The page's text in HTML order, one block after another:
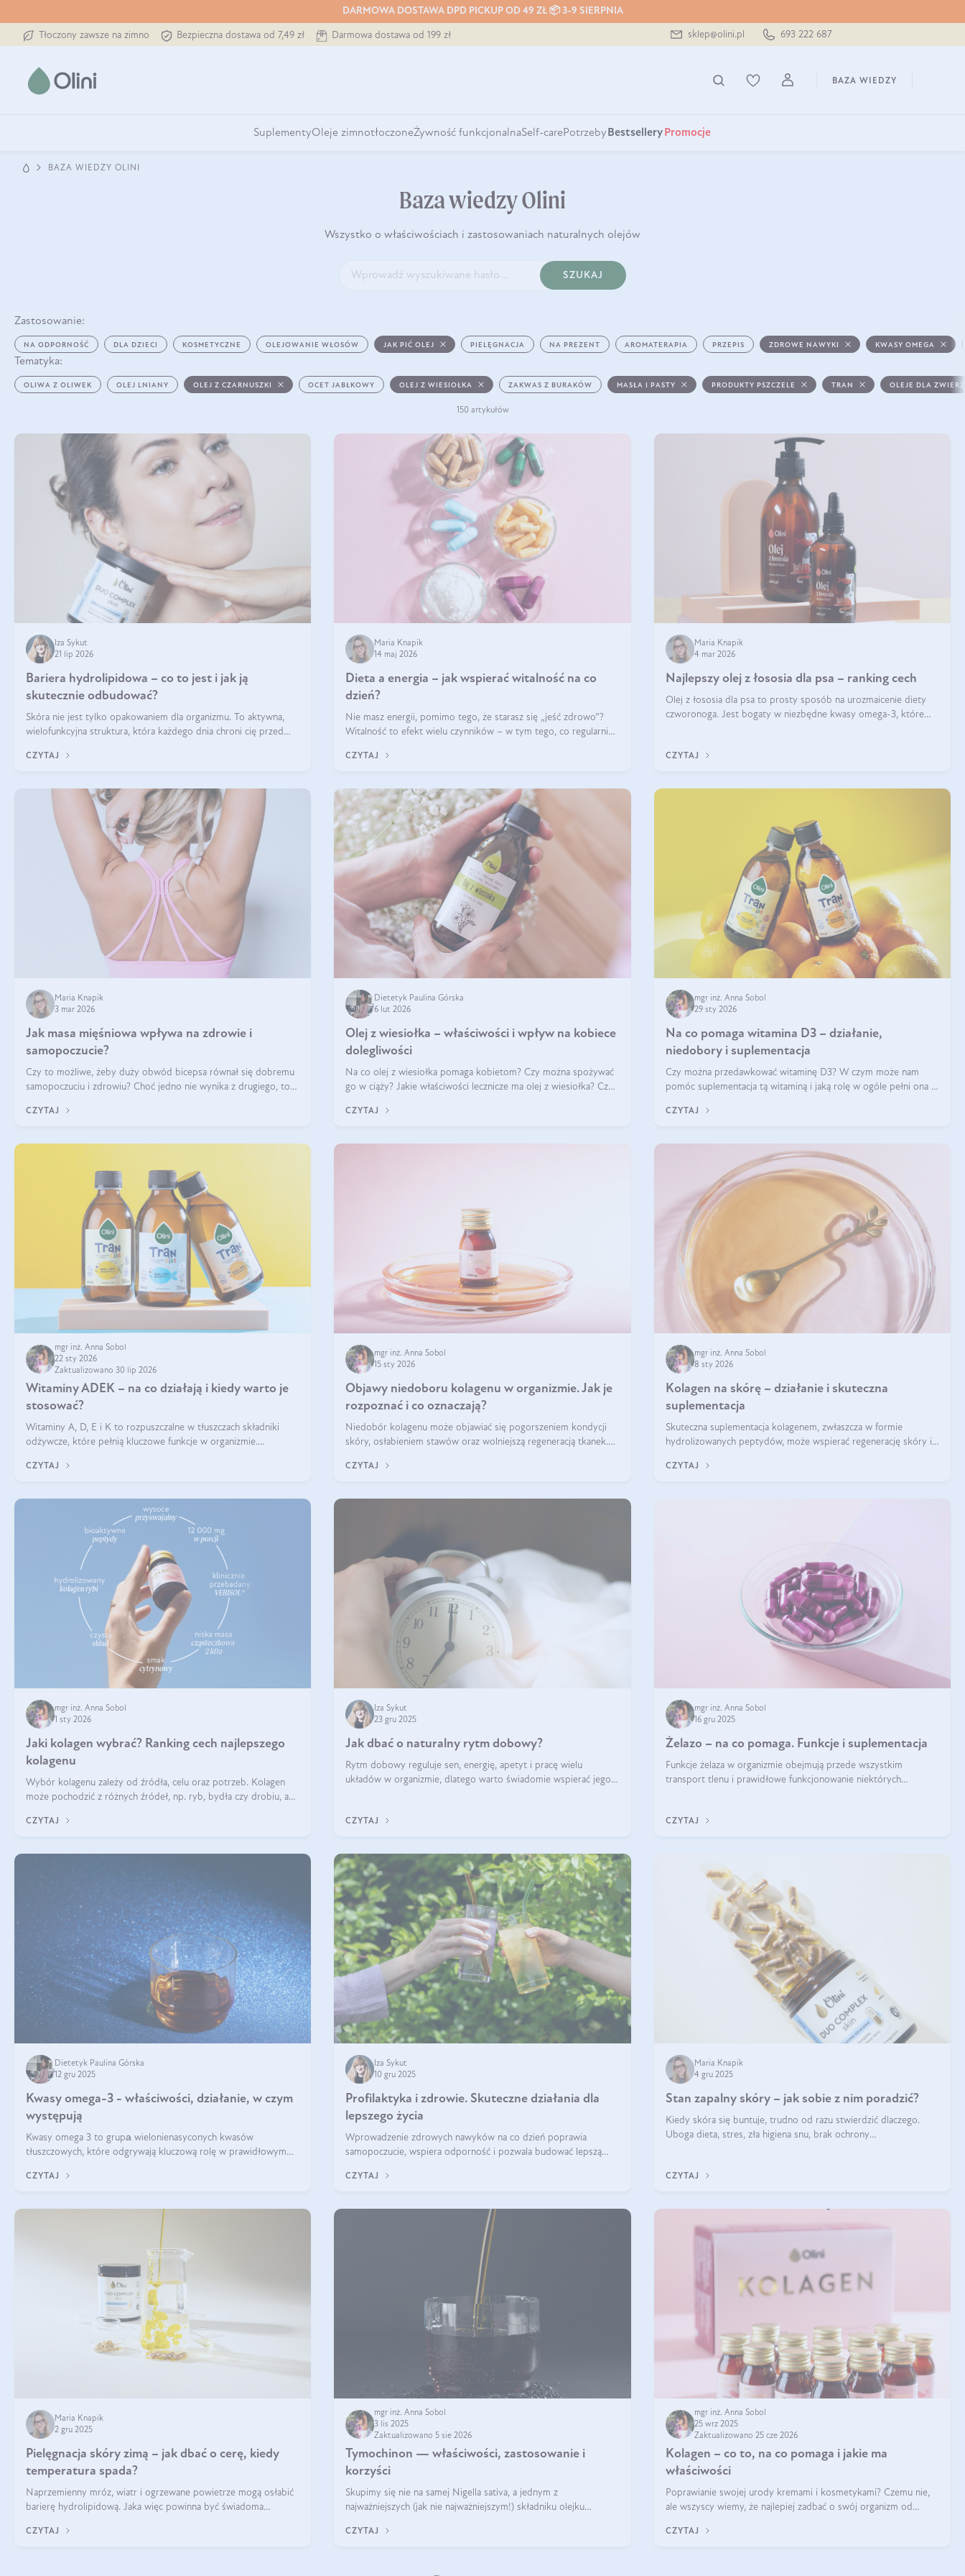
DARMOWA DOSTAWA DPD PICKUP OD 49 ZŁ 📦 3-9 SIERPNIA
Tłoczony zawsze na zimno Bezpieczna dostawa od 7,49 zł Darmowa dostawa od 199 zł sklep@olini.pl 693 222 687
BAZA WIEDZY
SuplementyOleje zimnotłoczoneŻywność funkcjonalnaSelf-carePotrzeby Bestsellery Promocje
BAZA WIEDZY OLINI
Baza wiedzy Olini
Wszystko o właściwościach i zastosowaniach naturalnych olejów
SZUKAJ
Zastosowanie:
NA ODPORNOŚĆ DLA DZIECI KOSMETYCZNE OLEJOWANIE WŁOSÓW JAK PIĆ OLEJ PIELĘGNACJA NA PREZENT AROMATERAPIA PRZEPIS ZDROWE NAWYKI KWASY OMEGA
Tematyka:
OLIWA Z OLIWEK OLEJ LNIANY OLEJ Z CZARNUSZKI OCET JABŁKOWY OLEJ Z WIESIOŁKA ZAKWAS Z BURAKÓW MASŁA I PASTY PRODUKTY PSZCZELE TRAN OLEJE DLA
150 artykułów
Iza Sykut
21 lip 2026
Bariera hydrolipidowa – co to jest i jak ją
skutecznie odbudować?
Skóra nie jest tylko opakowaniem dla organizmu. To aktywna,
wielofunkcyjna struktura, która każdego dnia chroni cię przed
środowiskowymi. Jednym z jej kluczowych elementów jest
CZYTAJ
Maria Knapik
14 maj 2026
Dieta a energia – jak wspierać witalność na co
dzień?
Nie masz energii, pomimo tego, że starasz się „jeść zdrowo”?
Witalność to efekt wielu czynników – w tym tego, co regularnie
się w zależności od osoby
CZYTAJ
Maria Knapik
4 mar 2026
Najlepszy olej z łososia dla psa – ranking cech
Olej z łososia dla psa to prosty sposób na urozmaicenie diety
czworonoga. Jest bogaty w niezbędne kwasy omega-3, które
uwagę?
CZYTAJ
Maria Knapik
3 mar 2026
Jak masa mięśniowa wpływa na zdrowie i
samopoczucie?
Czy to możliwe, żeby duży obwód bicepsa równał się dobremu
samopoczuciu i zdrowiu? Choć jedno nie wynika z drugiego, to
poprawić jakość życia. W jaki sposób? W tym wpisie wszystko
CZYTAJ
Dietetyk Paulina Górska
6 lut 2026
Olej z wiesiołka – właściwości i wpływ na kobiece
dolegliwości
Na co olej z wiesiołka pomaga kobietom? Czy można spożywać
go w ciąży? Jakie właściwości lecznicze ma olej z wiesiołka? Czy
efekty? Jaka jes
CZYTAJ
mgr inż. Anna Sobol
29 sty 2026
Na co pomaga witamina D3 – działanie,
niedobory i suplementacja
Czy można przedawkować witaminę D3? W czym może nam
pomóc suplementacja tą witaminą i jaką rolę w ogóle pełni ona w
zalecane jest jesienią i zimą, ale czy wiesz, dlaczego warto to
CZYTAJ
mgr inż. Anna Sobol
22 sty 2026
Zaktualizowano 30 lip 2026
Witaminy ADEK – na co działają i kiedy warto je
stosować?
Witaminy A, D, E i K to rozpuszczalne w tłuszczach składniki
odżywcze, które pełnią kluczowe funkcje w organizmie.
krzepliwość krwi oraz mineralizację kości.
CZYTAJ
mgr inż. Anna Sobol
15 sty 2026
Objawy niedoboru kolagenu w organizmie. Jak je
rozpoznać i co oznaczają?
Niedobór kolagenu może objawiać się pogorszeniem kondycji
skóry, osłabieniem stawów oraz wolniejszą regeneracją tkanek.
skóry, bóle stawów, łamliwość paznokci oraz osłabienie włosów.
CZYTAJ
mgr inż. Anna Sobol
8 sty 2026
Kolagen na skórę – działanie i skuteczna
suplementacja
Skuteczna suplementacja kolagenem, zwłaszcza w formie
hydrolizowanych peptydów, może wspierać regenerację skóry i
regularnością stosowania.
CZYTAJ
mgr inż. Anna Sobol
1 sty 2026
Jaki kolagen wybrać? Ranking cech najlepszego
kolagenu
Wybór kolagenu zależy od źródła, celu oraz potrzeb. Kolagen
może pochodzić z różnych źródeł, np. ryb, bydła czy drobiu, a
sprawdza się kolagen rybi, a dla wspierania stawów — kolagen
CZYTAJ
Iza Sykut
23 gru 2025
Jak dbać o naturalny rytm dobowy?
Rytm dobowy reguluje sen, energię, apetyt i pracę wielu
układów w organizmie, dlatego warto świadomie wspierać jego
CZYTAJ
mgr inż. Anna Sobol
16 gru 2025
Żelazo – na co pomaga. Funkcje i suplementacja
Funkcje żelaza w organizmie obejmują przede wszystkim
transport tlenu i prawidłowe funkcjonowanie niektórych
etapie życia.
CZYTAJ
Dietetyk Paulina Górska
12 gru 2025
Kwasy omega-3 - właściwości, działanie, w czym
występują
Kwasy omega 3 to grupа wielonienasyconych kwasów
tłuszczowych, które odgrywają kluczową rolę w prawidłowym
układu odpornościowego.
CZYTAJ
Iza Sykut
10 gru 2025
Profilaktyka i zdrowie. Skuteczne działania dla
lepszego życia
Wprowadzenie zdrowych nawyków na co dzień poprawia
samopoczucie, wspiera odporność i pozwala budować lepszą
CZYTAJ
Maria Knapik
4 gru 2025
Stan zapalny skóry – jak sobie z nim poradzić?
Kiedy skóra się buntuje, trudno od razu stwierdzić dlaczego.
Uboga dieta, stres, zła higiena snu, brak ochrony
CZYTAJ
Maria Knapik
2 gru 2025
Pielęgnacja skóry zimą – jak dbać o cerę, kiedy
temperatura spada?
Naprzemienny mróz, wiatr i ogrzewane powietrze mogą osłabić
barierę hydrolipidową. Jaka więc powinna być świadoma
CZYTAJ
mgr inż. Anna Sobol
3 lis 2025
Zaktualizowano 5 sie 2026
Tymochinon — właściwości, zastosowanie i
korzyści
Skupimy się nie na samej Nigella sativa, a jednym z
najważniejszych (jak nie najważniejszym!) składniku olejku
CZYTAJ
mgr inż. Anna Sobol
25 wrz 2025
Zaktualizowano 25 cze 2026
Kolagen – co to, na co pomaga i jakie ma
właściwości
Poprawianie swojej urody kremami i kosmetykami? Czemu nie,
ale wszyscy wiemy, że najlepiej zadbać o swój organizm od
zewnętrzny prezentował się zdrowo i atrakcyjnie. Stosowanie
CZYTAJ